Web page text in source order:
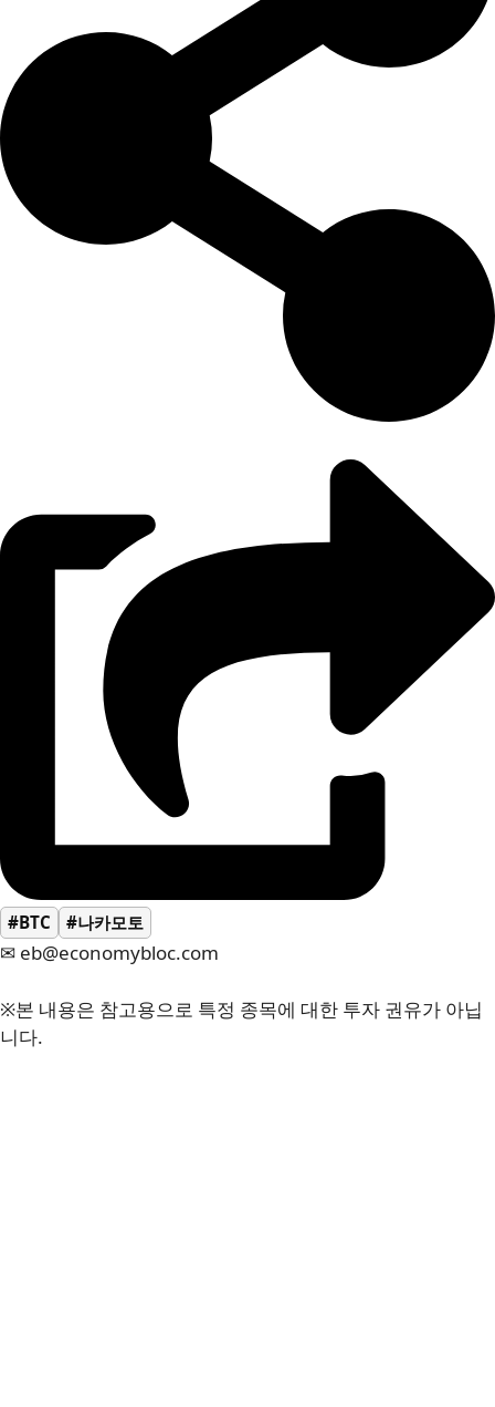
#BTC #나카모토
✉ eb@economybloc.com
※본 내용은 참고용으로 특정 종목에 대한 투자 권유가 아닙
니다.